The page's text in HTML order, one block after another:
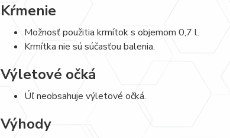
Kŕmenie
Možnosť použitia krmítok s objemom 0,7 l.
Krmítka nie sú súčasťou balenia.
Výletové očká
Úľ neobsahuje výletové očká.
Výhody